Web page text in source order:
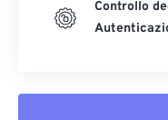
Controllo